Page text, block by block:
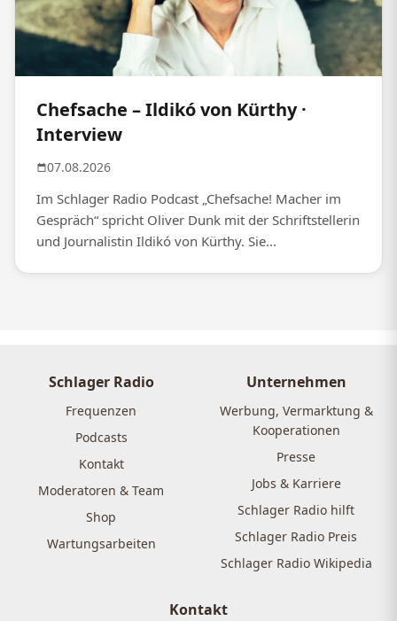
Chefsache – Ildikó von Kürthy ·
Interview
07.08.2026
Im Schlager Radio Podcast „Chefsache! Macher im
Gespräch“ spricht Oliver Dunk mit der Schriftstellerin
und Journalistin Ildikó von Kürthy. Sie...
Schlager Radio
Frequenzen
Podcasts
Kontakt
Moderatoren & Team
Shop
Wartungsarbeiten
Unternehmen
Werbung, Vermarktung &
Kooperationen
Presse
Jobs & Karriere
Schlager Radio hilft
Schlager Radio Preis
Schlager Radio Wikipedia
Kontakt